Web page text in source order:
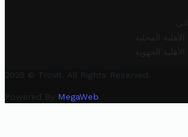
المحلية
الجهوية
2025 © Trovit. All Rights Reserved.
Powered By MegaWeb